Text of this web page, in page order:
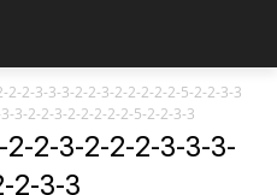
2-2-3-3-3-2-2-3-2-2-2-2-2-5-2-2-3-3
3-2-2-3-2-2-2-2-2-5-2-2-3-3
2-2-3-2-2-2-3-3-3-
2-3-3